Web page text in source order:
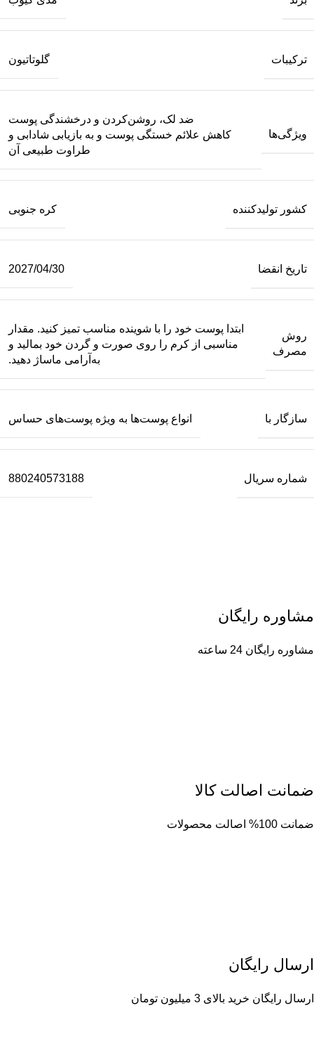
ترکیبات گلوتاتیون
ویژگی‌ها
ضد لک، روشن‌کردن و درخشندگی پوست
کاهش علائم خستگی پوست و به بازیابی شادابی و
طراوت طبیعی آن
کشور تولیدکننده کره جنوبی
تاریخ انقضا 2027/04/30
روش
مصرف
ابتدا پوست خود را با شوینده مناسب تمیز کنید. مقدار
مناسبی از کرم را روی صورت و گردن خود بمالید و
به‌آرامی ماساژ دهید.
سازگار با انواع پوست‌ها به ویژه پوست‌های حساس
شماره سریال 880240573188
مشاوره رایگان
مشاوره رایگان 24 ساعته
ضمانت اصالت کالا
ضمانت 100% اصالت محصولات
ارسال رایگان
ارسال رایگان خرید بالای 3 میلیون تومان